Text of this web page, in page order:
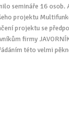
semináře 16 osob.
projektu
projektu se
firmy
této velmi